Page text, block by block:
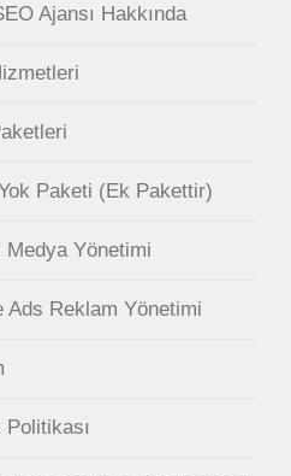
Ajansı Hakkında
Paketi (Ek Pakettir)
Medya Yönetimi
Ads Reklam Yönetimi